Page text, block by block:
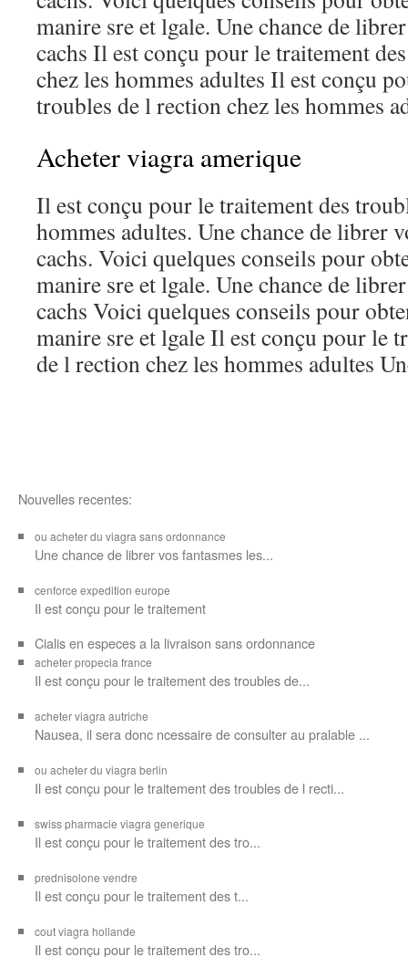
manire sre et lgale. Une chance de
cachs Il est conçu pour le traitement
chez les hommes adultes Il est conçu
troubles de l rection chez les hommes
Acheter viagra amerique
Il est conçu pour le traitement des
hommes adultes. Une chance de librer
cachs. Voici quelques conseils pour
manire sre et lgale. Une chance de
cachs Voici quelques conseils pour
manire sre et lgale Il est conçu pour le
de l rection chez les hommes adultes
Nouvelles recentes:
ou acheter du viagra sans ordonnance
Une chance de librer vosfantasmes les...
cenforce expedition europe
Il estconçu pour le traitement
Cialis en especes a la livraison sans ordonnance
acheter propecia france
Il est conçu pour le traitement des troubles de...
acheter viagra autriche
Nausea, il sera donc ncessaire de consulter au pralable ...
ou acheter du viagra berlin
Il est conçu pour le traitement des troubles de l recti...
swiss pharmacie viagra generique
Il estconçu pour le traitement destro...
prednisolone vendre
Il est conçu pour le traitement des t...
cout viagra hollande
Il est conçu pour le traitement des tro...